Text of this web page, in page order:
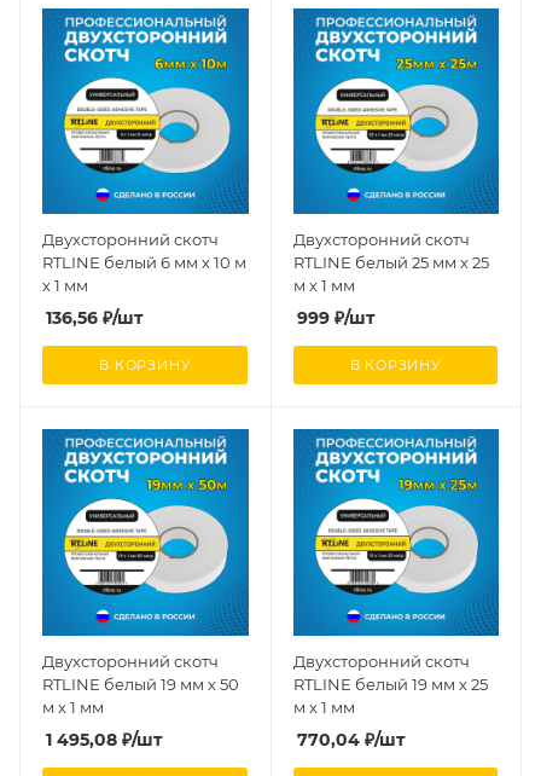
Двухсторонний скотч
RTLINE белый 6 мм х 10 м
х 1 мм
136,56 ₽/шт
В КОРЗИНУ
Двухсторонний скотч
RTLINE белый 25 мм х 25
м х 1 мм
999₽/шт
В КОРЗИНУ
Двухсторонний скотч
RTLINE белый 19 мм х 50
м х 1 мм
1 495,08 ₽/шт
Двухсторонний скотч
RTLINE белый 19 мм х 25
м х 1 мм
770,04₽/шт